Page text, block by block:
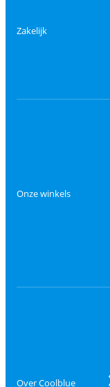
Zakelijk
Onze winkels
Over Coolblue